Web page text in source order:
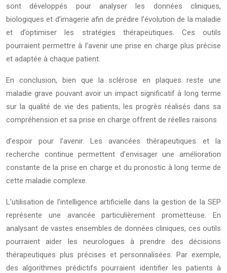
sont développés pour analyser les données cliniques,
biologiques et d’imagerie afin de prédire l’évolution de la maladie
et d’optimiser les stratégies thérapeutiques. Ces outils
pourraient permettre à l’avenir une prise en charge plus précise
et adaptée à chaque patient.
En conclusion, bien que la sclérose en plaques reste une
maladie grave pouvant avoir un impact significatif à long terme
sur la qualité de vie des patients, les progrès réalisés dans sa
compréhension et sa prise en charge offrent de réelles raisons
d’espoir pour l’avenir. Les avancées thérapeutiques et la
recherche continue permettent d’envisager une amélioration
constante de la prise en charge et du pronostic à long terme de
cette maladie complexe.
L’utilisation de l’intelligence artificielle dans la gestion de la SEP
représente une avancée particulièrement prometteuse. En
analysant de vastes ensembles de données cliniques, ces outils
pourraient aider les neurologues à prendre des décisions
thérapeutiques plus précises et personnalisées. Par exemple,
des algorithmes prédictifs pourraient identifier les patients à